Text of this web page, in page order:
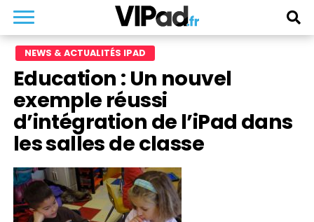
NEWS & ACTUALITÉS IPAD
Education : Un nouvel
exemple réussi
d’intégration de l’iPad dans
les salles de classe